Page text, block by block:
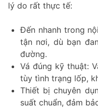
lý do rất thực tế:
Đến nhanh trong
tận nơi, dù bạn
đường.
Vá đúng kỹ thuật:
tùy tình trạng lốp,
Thiết bị chuyên
suất chuẩn, đảm